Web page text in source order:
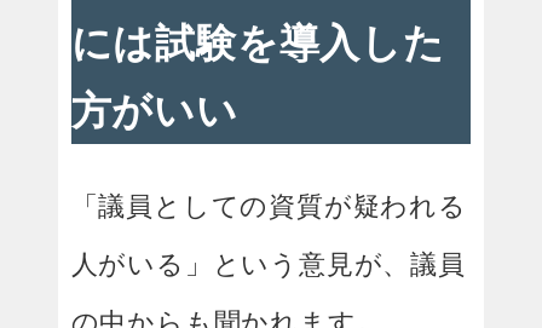
には試験を導入した
方がいい
「議員としての資質が疑われる
人がいる」という意見が、議員